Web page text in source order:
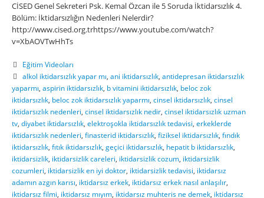
CİSED Genel Sekreteri Psk. Kemal Özcan ile 5 Soruda İktidarsızlık 4.
Bölüm: İktidarsızlığın Nedenleri Nelerdir?
http://www.cised.org.trhttps://www.youtube.com/watch?
v=XbAOVTwHhTs
Eğitim Videoları
alkol iktidarsızlık yapar mı ani iktidarsızlık, antidepresan iktidarsızlık
yaparmı aspirin iktidarsızlık b vitamini iktidarsızlık beloc zok
iktidarsızlık beloc zok iktidarsızlık yaparmı cinsel iktidarsızlık cinsel
iktidarsızlık nedenleri cinsel iktidarsızlık nedir cinsel iktidarsızlık uzman
tv diyabet iktidarsızlık elektroşokla iktidarsızlık tedavisi erkeklerde
iktidarsızlık nedenleri finasterid iktidarsızlık fiziksel iktidarsızlık fındık
iktidarsızlık fıtık iktidarsızlık geçici iktidarsızlık hepatit b iktidarsızlık
iktidarsizlik iktidarsizlik careleri iktidarsizlik cozum iktidarsizlik
cozumleri iktidarsizlik en iyi doktor iktidarsizlik tedavisi iktidarsız
adamın azgın karısı iktidarsız erkek iktidarsız erkek nasıl anlaşılır
iktidarsız filmi iktidarsız mıyım iktidarsız muhteris ne demek iktidarsız